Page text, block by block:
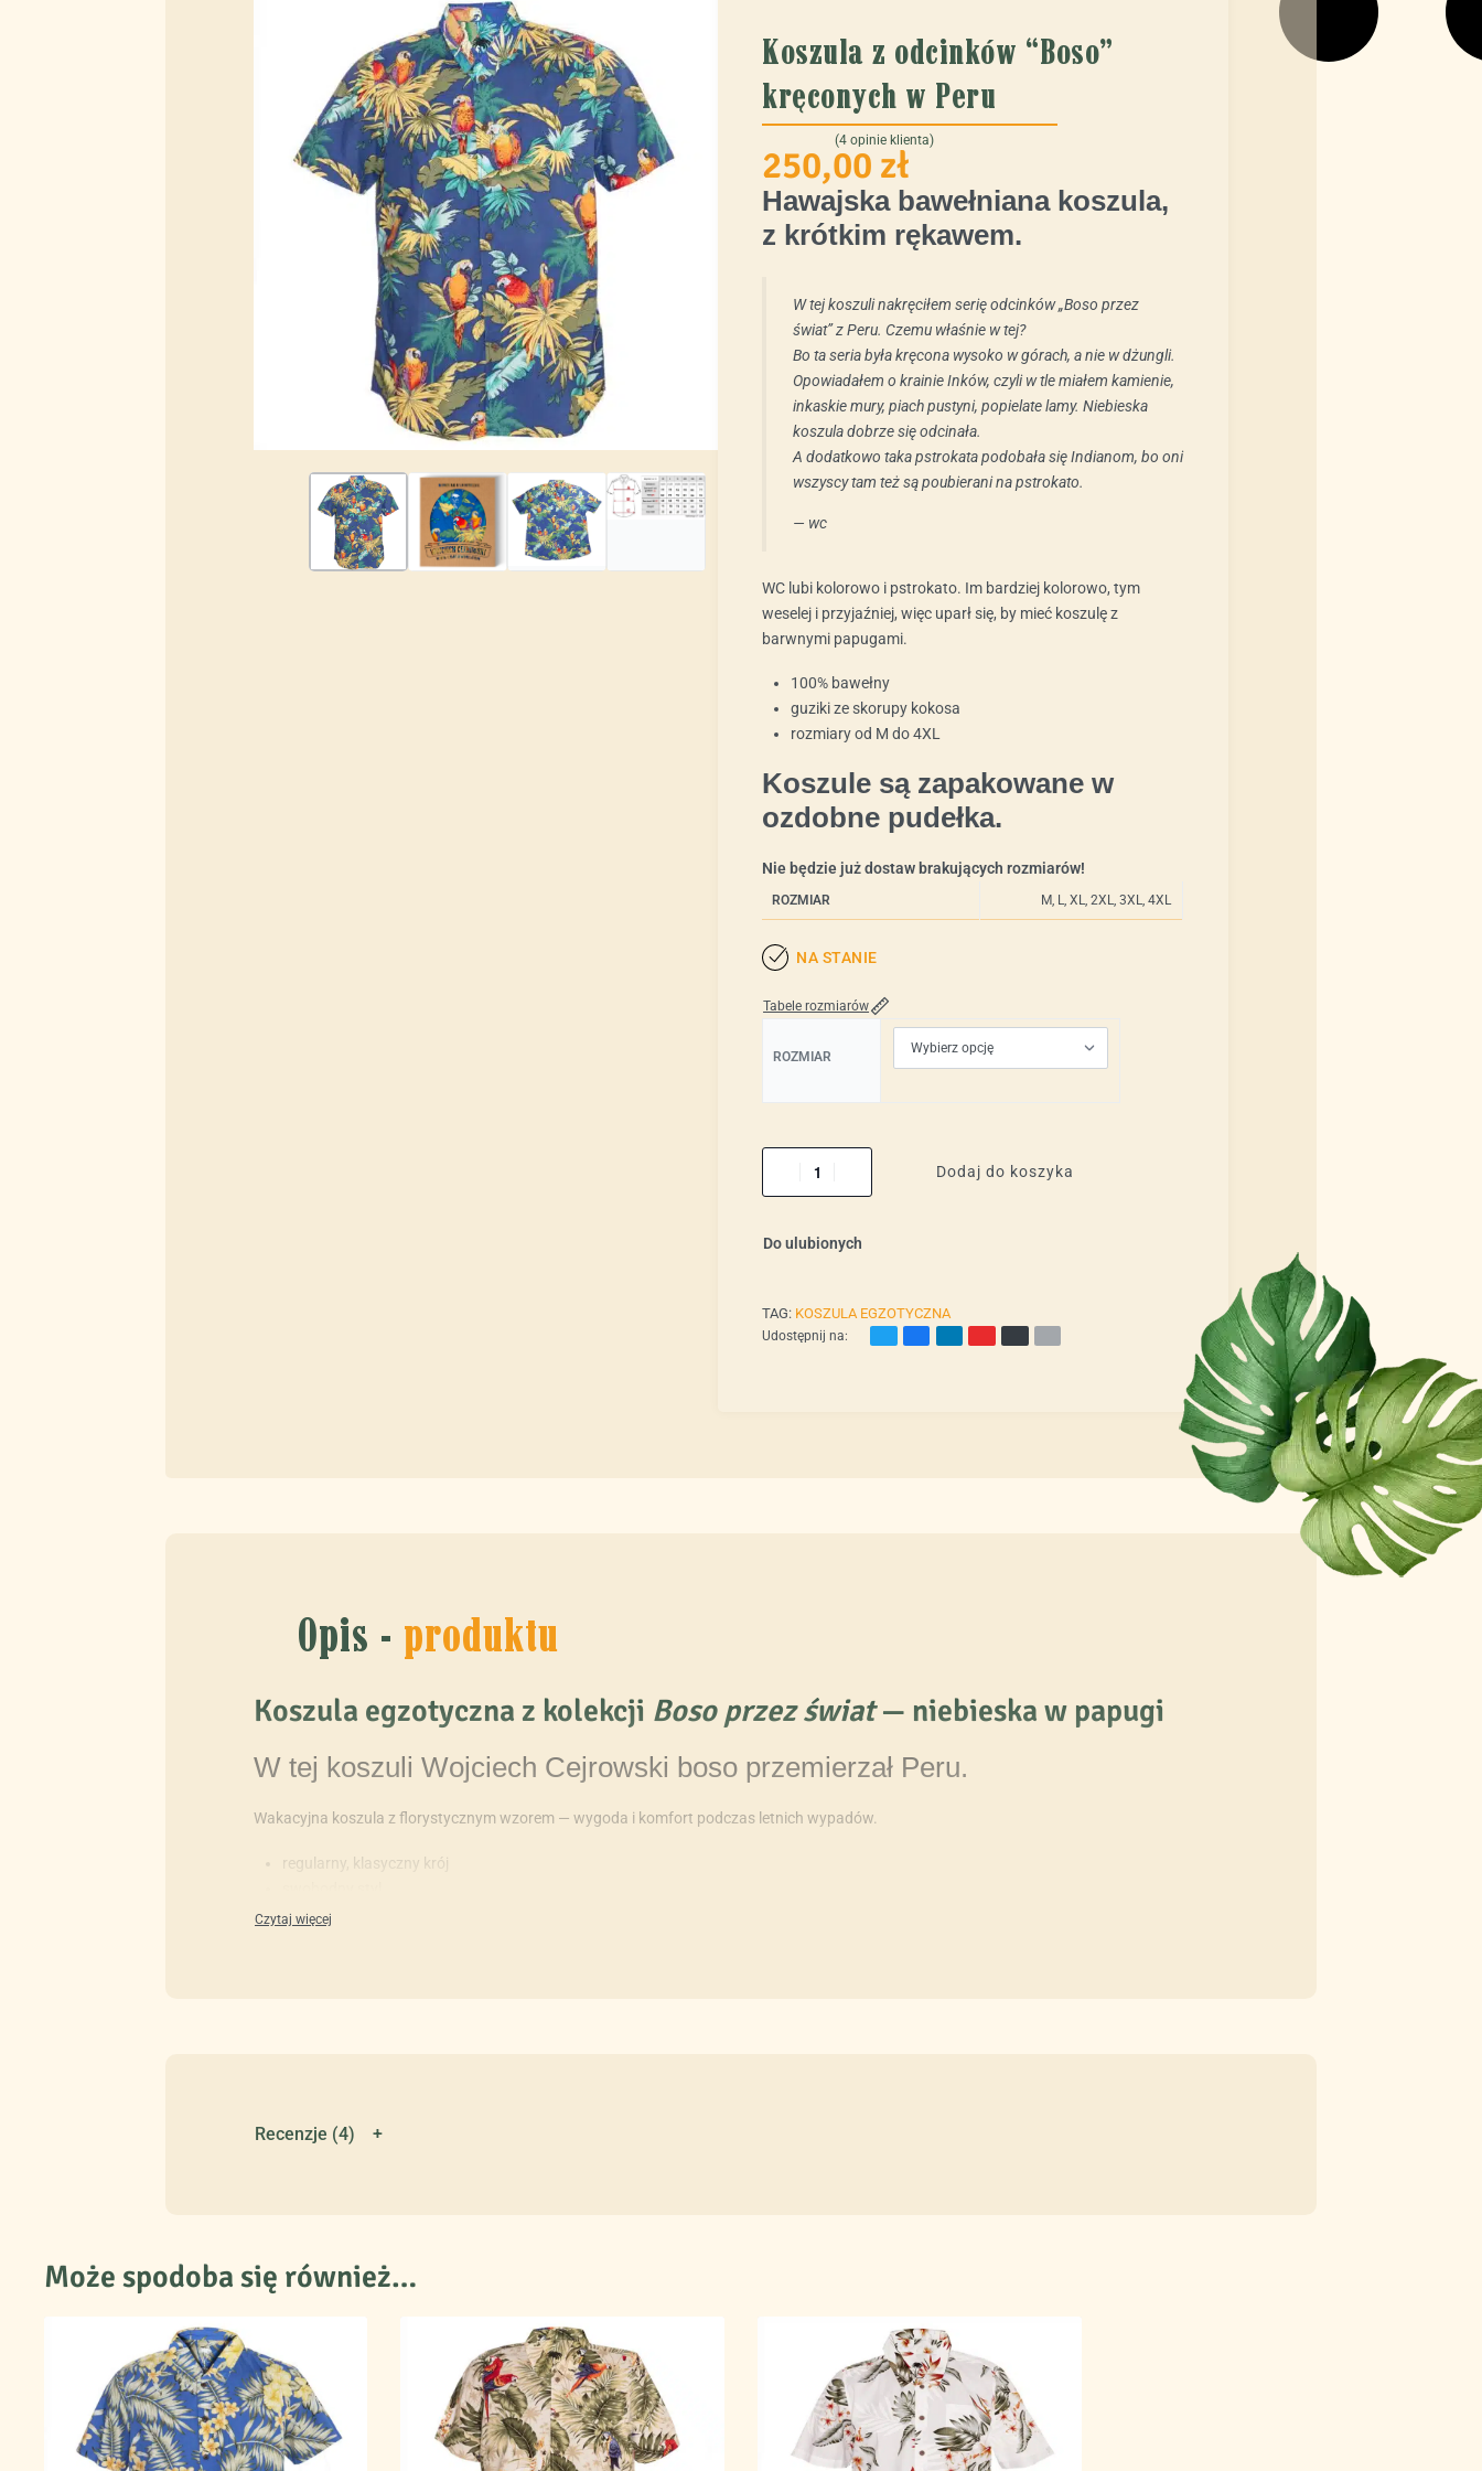
Koszula z odcinków “Boso”
kręconych w Peru
Oceniony4.75na 5 na podstawie
4
(4 opinie klienta)
250,00 zł
Hawajska bawełniana koszula,
z krótkim rękawem.
W tej koszuli nakręciłem serię odcinków „Boso przez
świat” z Peru. Czemu właśnie w tej?
Bo ta seria była kręcona wysoko w górach, a nie w dżungli.
Opowiadałem o krainie Inków, czyli w tle miałem kamienie,
inkaskie mury, piach pustyni, popielate lamy. Niebieska
koszula dobrze się odcinała.
A dodatkowo taka pstrokata podobała się Indianom, bo oni
wszyscy tam też są poubierani na pstrokato.
— wc
WC lubi kolorowo i pstrokato. Im bardziej kolorowo, tym
weselej i przyjaźniej, więc uparł się, by mieć koszulę z
barwnymi papugami.
100% bawełny
guziki ze skorupy kokosa
rozmiary od M do 4XL
Koszule są zapakowane w
ozdobne pudełka.
Nie będzie już dostaw brakujących rozmiarów!
ROZMIAR M, L, XL, 2XL, 3XL, 4XL
NA STANIE
Tabele rozmiarów
ROZMIAR
Dodaj do koszyka
Do ulubionych
TAG: KOSZULA EGZOTYCZNA
Udostępnij na:
Opis - produktu
Koszula egzotyczna z kolekcji Boso przez świat— niebieska w papugi
W tej koszuli Wojciech Cejrowski boso przemierzał Peru.
Wakacyjna koszula z florystycznym wzorem — wygoda i komfort podczas letnich wypadów.
regularny, klasyczny krój
krótki rękaw
Recenzje (4)
Może spodoba się również…